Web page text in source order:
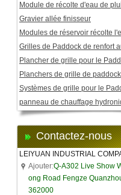
Module de récolte d'eau de
Gravier allée finisseur
Modules de réservoir récolte
Grilles de Paddock de renfort
Plancher de grille pour le
Planchers de grille de paddock
Systèmes de grille pour le
panneau de chauffage
Contactez-nous
LEIYUAN INDUSTRIAL
Ajouter:Q-A302 Live Show
ong Road Fengze
362000